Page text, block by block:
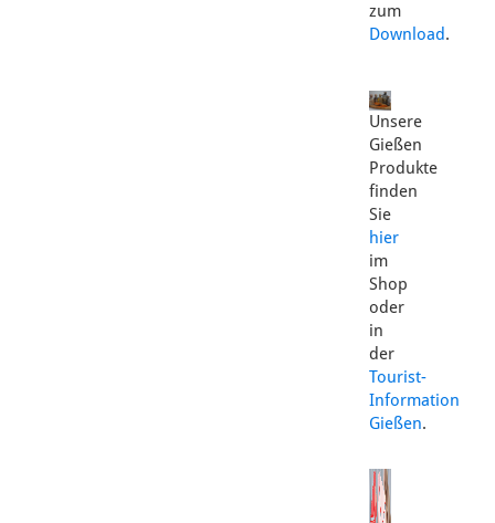
zum
Download.
Unsere
Gießen
Produkte
finden
Sie
hier
im
Shop
oder
in
der
Tourist-
Information
Gießen.